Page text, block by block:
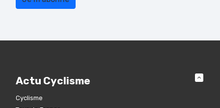
Actu Cyclisme
Cyclisme